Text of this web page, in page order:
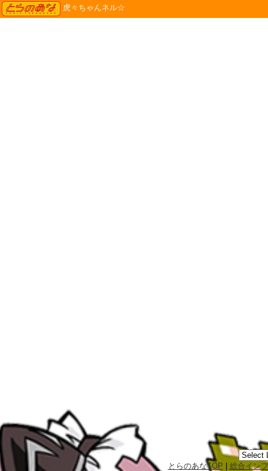
TORANOANA
虎々ちゃんネル☆
とらのあなTOP
総合イン